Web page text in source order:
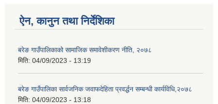
ऐन, कानुन तथा निर्देशिका
बरेङ गाउँपालिकाको सामाजिक समावेशीकरण नीति, २०७८
मिति: 04/09/2023 - 13:19
बरेङ गाउँपालिका सार्वजनिक जवाफदेहिता प्रवर्द्धन सम्बन्धी कार्यविधि,२०७८
मिति: 04/09/2023 - 13:18